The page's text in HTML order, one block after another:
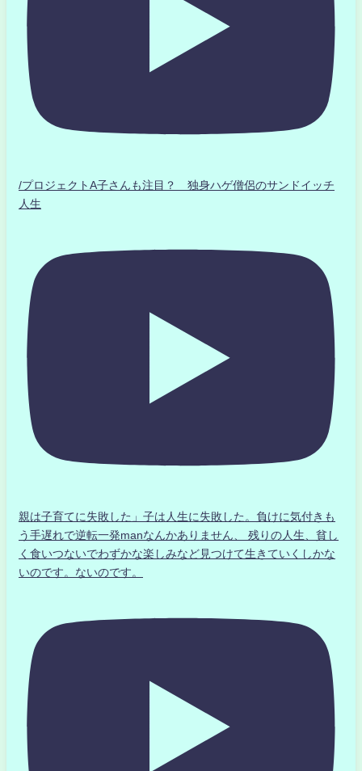
/プロジェクトA子さんも注目？ 独身ハゲ僧侶のサンドイッチ
人生
親は子育てに失敗した」子は人生に失敗した。負けに気付きも
う手遅れで逆転一発manなんかありません、 残りの人生、貧し
く食いつないでわずかな楽しみなど見つけて生きていくしかな
いのです。ないのです。